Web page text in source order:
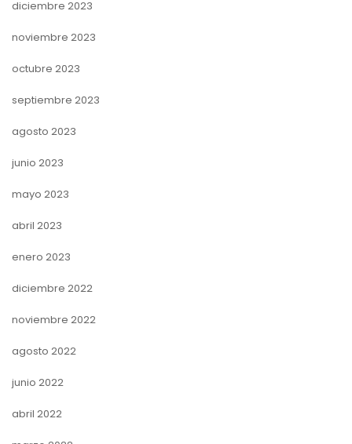
diciembre 2023
noviembre 2023
octubre 2023
septiembre 2023
agosto 2023
junio 2023
mayo 2023
abril 2023
enero 2023
diciembre 2022
noviembre 2022
agosto 2022
junio 2022
abril 2022